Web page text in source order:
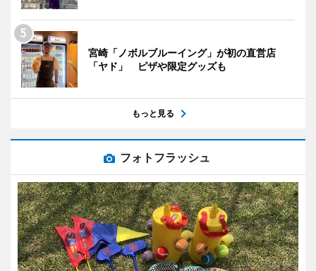
宮崎「ノボルブルーイング」が初の直営店
「ヤド」 ピザや限定グッズも
もっと見る
フォトフラッシュ